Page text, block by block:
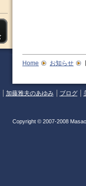
Home お知らせ
加藤雅夫のあゆみ ブログ
Copyright © 2007-2008